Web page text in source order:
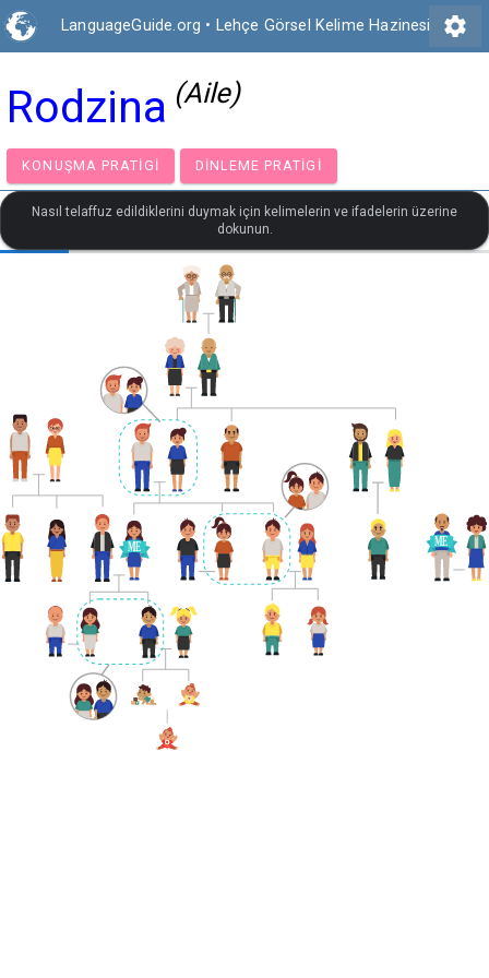
LanguageGuide.org • Lehçe Görsel Kelime Hazinesi settings
Rodzina (Aile)
KONUŞMA PRATIGI DINLEME PRATIGI
Nasıl telaffuz edildiklerini duymak için kelimelerin ve ifadelerin üzerine
dokunun.